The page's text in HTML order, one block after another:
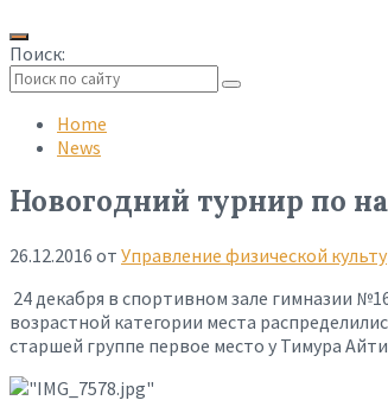
Поиск:
search
Home
News
Новогодний турнир по
26.12.2016 от Управление физической
24 декабря в спортивном зале гимназии
возрастной категории места
старшей группе первое место у Тимура